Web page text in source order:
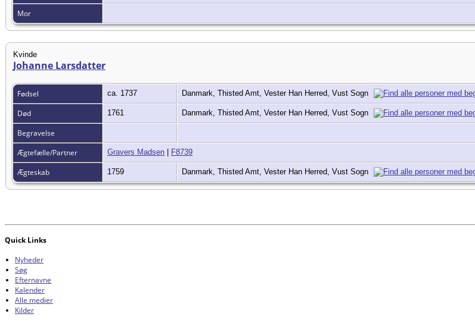
Mor
Kvinde
Johanne Larsdatter
Fødsel ca. 1737 Danmark, Thisted Amt, Vester Han Herred, Vust Sogn
Død 1761 Danmark, Thisted Amt, Vester Han Herred, Vust Sogn
Begravelse
Ægtefælle/Partner
Gravers Madsen F8739
Ægteskab 1759 Danmark, Thisted Amt, Vester Han Herred, Vust Sogn
Quick Links
Nyheder
Søg
Efternavne
Kalender
Alle medier
Kilder